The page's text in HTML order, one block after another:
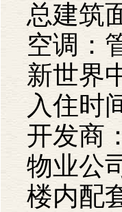
总建筑
空调：
新世界
入住时
开发商
物业公
楼内配